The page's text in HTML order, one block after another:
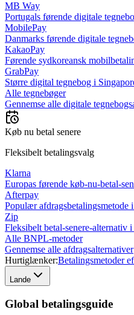
MB Way
Portugals førende digitale
MobilePay
Danmarks førende digitale
KakaoPay
Førende sydkoreansk
GrabPay
Større digital tegnebog i
Alle tegnebøger
Gennemse alle digitale
Køb nu betal senere
Fleksibelt betalingsvalg
Klarna
Europas førende køb-nu-betal-
Afterpay
Populær
Zip
Fleksibelt betal-senere-
Alle BNPL-metoder
Gennemse alle afdragsalternativer
Hurtiglænker:Betalingsmetoder
Lande
Global betalingsguide